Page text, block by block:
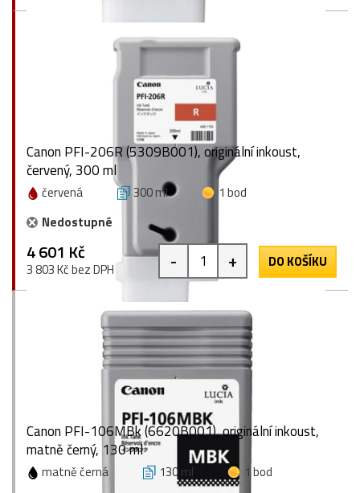
Canon PFI-206R (5309B001), originální inkoust,
červený, 300 ml
červená 300 ml
1 bod
Nedostupné
4 601 Kč
3 803 Kč bez DPH - + DO KOŠÍKU
Canon PFI-106MBk (6620B001), originální inkoust,
matně černý, 130 ml
matně černá 130 ml
1 bod